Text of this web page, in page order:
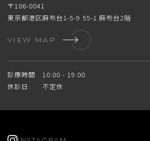
〒106-0041
東京都港区麻布台1-5-9 55-1 麻布台2階
VIEW MAP
診療時間 10:00 - 19:00
休診日 不定休